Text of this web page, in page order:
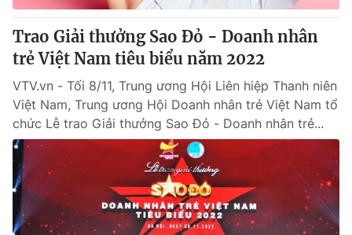
Trao Giải thưởng Sao Đỏ - Doanh nhân
trẻ Việt Nam tiêu biểu năm 2022
VTV.vn - Tối 8/11, Trung ương Hội Liên hiệp Thanh niên
Việt Nam, Trung ương Hội Doanh nhân trẻ Việt Nam tổ
chức Lễ trao Giải thưởng Sao Đỏ - Doanh nhân trẻ...